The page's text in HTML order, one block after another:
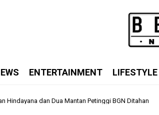
ENTERTAINMENT LIFESTYLE
Hindayana dan Dua Mantan Petinggi BGN Ditahan